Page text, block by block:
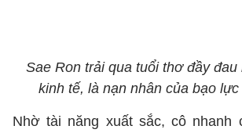
Sae Ron trải qua tuổi thơ đầy đau
kinh tế, là nạn nhân của bạo
Nhờ tài năng xuất sắc, cô nhanh